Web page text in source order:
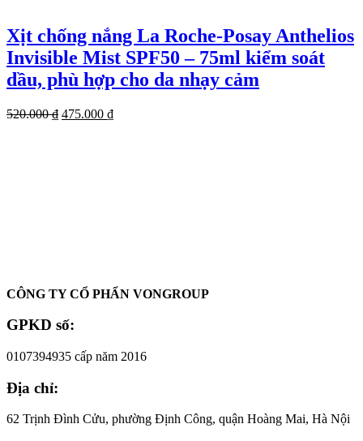
Xịt chống nắng La Roche-Posay Anthelios
Invisible Mist SPF50 – 75ml kiểm soát
dầu, phù hợp cho da nhạy cảm
520.000₫ Giá
475.000 ₫Giá
CÔNG TY CỔ PHẨN VONGROUP
GPKD số:
0107394935 cấp năm 2016
Địa chỉ:
62 Trịnh Đình Cửu, phường Định Công, quận Hoàng Mai, Hà Nội